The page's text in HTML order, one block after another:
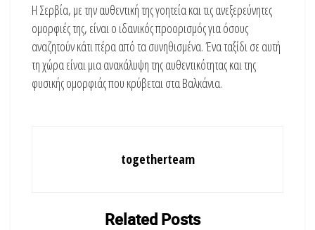
Η Σερβία, με την αυθεντική της γοητεία και τις ανεξερεύνητες
ομορφιές της, είναι ο ιδανικός προορισμός για όσους
αναζητούν κάτι πέρα από τα συνηθισμένα. Ένα ταξίδι σε αυτή
τη χώρα είναι μια ανακάλυψη της αυθεντικότητας και της
φυσικής ομορφιάς που κρύβεται στα Βαλκάνια.
togetherteam
RelatedPosts